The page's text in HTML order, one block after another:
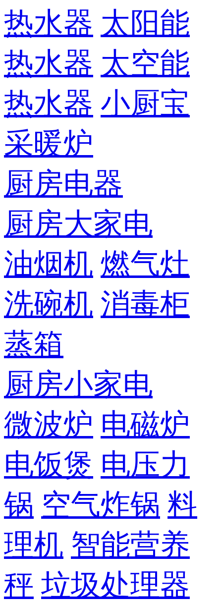
热水器 太阳能
热水器 太空能
热水器 小厨宝
采暖炉
厨房电器
厨房大家电
油烟机 燃气灶
洗碗机 消毒柜
蒸箱
厨房小家电
微波炉 电磁炉
电饭煲 电压力
锅 空气炸锅 料
理机 智能营养
秤 垃圾处理器